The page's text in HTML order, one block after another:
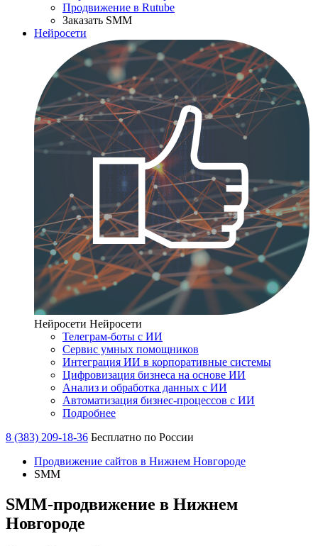
Продвижение в Rutube
Заказать SMM
Нейросети
Нейросети Нейросети
Телеграм-боты с ИИ
Сервис умных помощников
Интеграция ИИ в корпоративные системы
Цифровизация бизнеса на основе ИИ
Анализ и обработка данных с ИИ
Автоматизация бизнес-процессов с ИИ
Подробнее
8 (383) 209-18-36 Бесплатно по России
Продвижение сайтов в Нижнем Новгороде
SMM
SMM-продвижение в Нижнем
Новгороде